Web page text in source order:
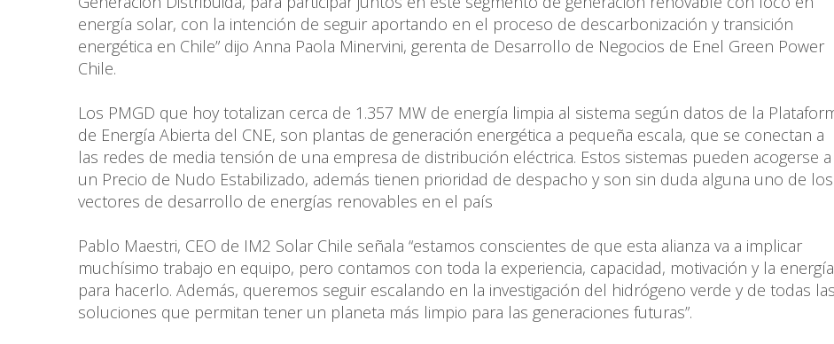
energía solar, con la intención de seguir aportando en el proceso de descarbonización y transición
energética en Chile” dijo Anna Paola Minervini, gerenta de Desarrollo de Negocios de Enel Green Power
Chile.
Los PMGD que hoy totalizan cerca de 1.357 MW de energía limpia al sistema según datos de la
de Energía Abierta del CNE, son plantas de generación energética a pequeña escala, que se conectan a
las redes de media tensión de una empresa de distribución eléctrica. Estos sistemas pueden acogerse a
un Precio de Nudo Estabilizado, además tienen prioridad de despacho y son sin duda alguna uno de los
vectores de desarrollo de energías renovables en el país
Pablo Maestri, CEO de IM2 Solar Chile señala “estamos conscientes de que esta alianza va a implicar
muchísimo trabajo en equipo, pero contamos con toda la experiencia, capacidad, motivación y la energía
para hacerlo. Además, queremos seguir escalando en la investigación del hidrógeno verde y de todas las
soluciones que permitan tener un planeta más limpio para las generaciones futuras”.